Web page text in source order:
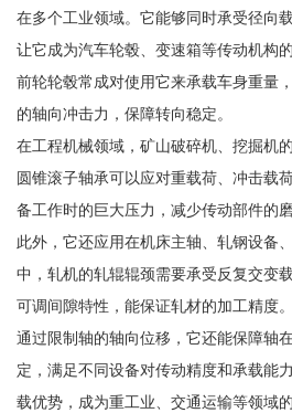
在多个工业领域。它能够同时承受径向
让它成为汽车轮毂、变速箱等传动机构
前轮轮毂常成对使用它来承载车身重量
的轴向冲击力，保障转向稳定。
在工程机械领域，矿山破碎机、挖掘机
圆锥滚子轴承可以应对重载荷、冲击载
备工作时的巨大压力，减少传动部件的
此外，它还应用在机床主轴、轧钢设备
中，轧机的轧辊辊颈需要承受反复交变
可调间隙特性，能保证轧材的加工精度。
通过限制轴的轴向位移，它还能保障轴
定，满足不同设备对传动精度和承载能
载优势，成为重工业、交通运输等领域